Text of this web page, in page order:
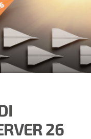
26